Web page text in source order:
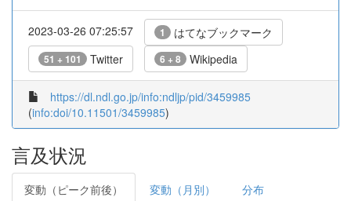
2023-03-26 07:25:57 1 はてなブックマーク
51 + 101 Twitter 6 + 8 Wikipedia
https://dl.ndl.go.jp/info:ndljp/pid/3459985
(info:doi/10.11501/3459985)
言及状況
変動（ピーク前後） 変動（月別） 分布